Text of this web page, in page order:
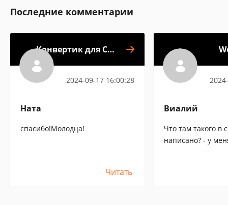
Последние комментарии
Конвертик для CD-
2024-09-17 16:00:28
Ната
спасибо!Молодца!
Читать
Виалий
Что там такого в
написано? - у